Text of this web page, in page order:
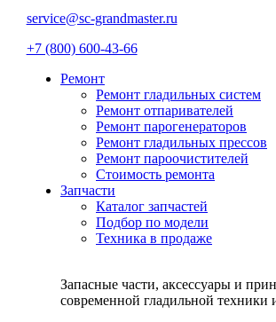
service@sc-grandmaster.ru
+7 (800) 600-43-66
Ремонт
Ремонт гладильных систем
Ремонт отпаривателей
Ремонт парогенераторов
Ремонт гладильных прессов
Ремонт пароочистителей
Стоимость ремонта
Запчасти
Каталог запчастей
Подбор по модели
Техника в продаже
Запасные части, аксессуары и
современной гладильной техники